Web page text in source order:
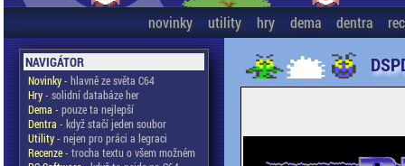
novinky utility hry dema dentra
NAVIGÁTOR
Novinky- hlavně ze světa C64
Hry- solidní databáze her
Dema - pouze ta nejlepší
Dentra - když stačí jeden soubor
Utility- nejen pro práci a legraci
Recenze- trocha textu o všem možném